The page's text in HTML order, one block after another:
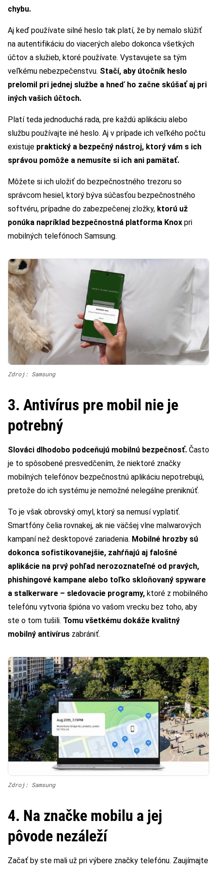
chybu.
Aj keď používate silné heslo tak platí, že by nemalo slúžiť
na autentifikáciu do viacerých alebo dokonca všetkých
účtov a služieb, ktoré používate. Vystavujete sa tým
veľkému nebezpečenstvu. Stačí, aby útočník heslo
prelomil pri jednej službe a hneď ho začne skúšať aj pri
iných vašich účtoch.
Platí teda jednoduchá rada, pre každú aplikáciu alebo
službu používajte iné heslo. Aj v prípade ich veľkého počtu
existuje praktický a bezpečný nástroj, ktorý vám s ich
správou pomôže a nemusíte si ich ani pamätať.
Môžete si ich uložiť do bezpečnostného trezoru so
správcom hesiel, ktorý býva súčasťou bezpečnostného
softvéru, prípadne do zabezpečenej zložky, ktorú už
ponúka napríklad bezpečnostná platforma Knox pri
mobilných telefónoch Samsung.
Zdroj: Samsung
3. Antivírus pre mobil nie je
potrebný
Slováci dlhodobo podceňujú mobilnú bezpečnosť. Často
je to spôsobené presvedčením, že niektoré značky
mobilných telefónov bezpečnostnú aplikáciu nepotrebujú,
pretože do ich systému je nemožné nelegálne preniknúť.
To je však obrovský omyl, ktorý sa nemusí vyplatiť.
Smartfóny čelia rovnakej, ak nie väčšej vlne malwarových
kampaní než desktopové zariadenia. Mobilné hrozby sú
dokonca sofistikovanejšie, zahŕňajú aj falošné
aplikácie na prvý pohľad nerozoznateľné od pravých,
phishingové kampane alebo toľko skloňovaný spyware
a stalkerware – sledovacie programy, ktoré z mobilného
telefónu vytvoria špióna vo vašom vrecku bez toho, aby
ste o tom tušili. Tomu všetkému dokáže kvalitný
mobilný antivírus zabrániť.
Zdroj: Samsung
4. Na značke mobilu a jej
pôvode nezáleží
Začať by ste mali už pri výbere značky telefónu. Zaujímajte